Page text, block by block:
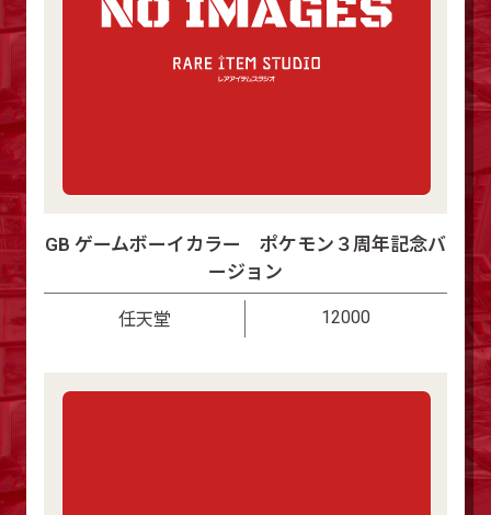
GB ゲームボーイカラー ポケモン３周年記念バ
ージョン
任天堂 12000